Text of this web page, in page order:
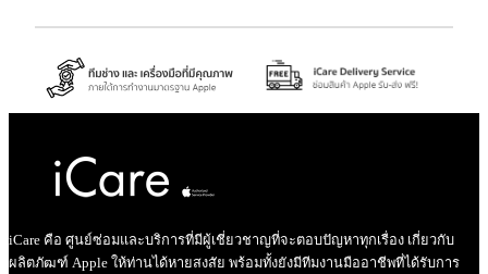
iCare คือ ศูนย์ซ่อมและบริการที่มีผู้เชี่ยวชาญที่จะตอบปัญหาทุกเรื่อง เกี่ยวกับ
ผลิตภัฒฑ์ Apple ให้ท่านได้หายสงสัย พร้อมทั้งยังมีทีมงานมืออาชีพที่ได้รับการ